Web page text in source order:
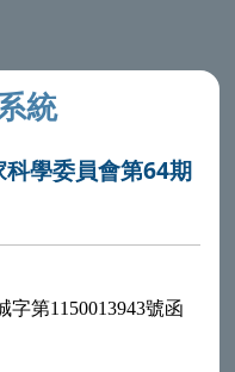
統
科學委員會第64期
字第1150013943號函